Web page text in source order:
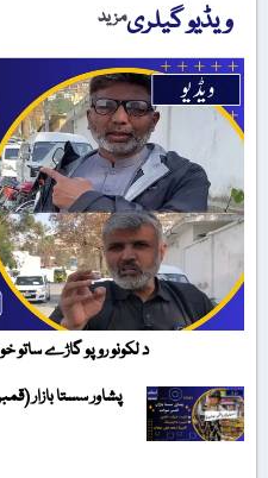
ویڈیو گیلریمزید
د لکونو روپو گاڑے ساتو
پشاور سستا بازار